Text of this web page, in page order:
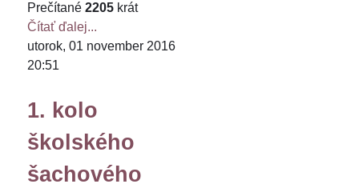
Prečítané 2205 krát
Čítať ďalej...
utorok, 01 november 2016
20:51
1. kolo
školského
šachového